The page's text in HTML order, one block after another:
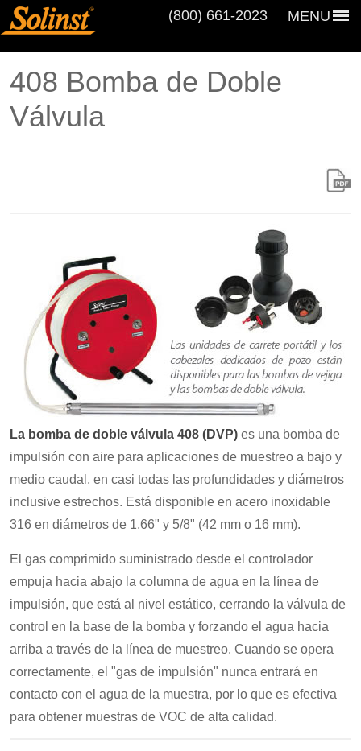
MENU
(800) 661‑2023
408 Bomba de Doble
Válvula
La bomba de doble válvula 408 (DVP) es una bomba de
impulsión con aire para aplicaciones de muestreo a bajo y
medio caudal, en casi todas las profundidades y diámetros
inclusive estrechos. Está disponible en acero inoxidable
316 en diámetros de 1,66" y 5/8" (42 mm o 16 mm).
El gas comprimido suministrado desde el controlador
empuja hacia abajo la columna de agua en la línea de
impulsión, que está al nivel estático, cerrando la válvula de
control en la base de la bomba y forzando el agua hacia
arriba a través de la línea de muestreo. Cuando se opera
correctamente, el "gas de impulsión" nunca entrará en
contacto con el agua de la muestra, por lo que es efectiva
para obtener muestras de VOC de alta calidad.